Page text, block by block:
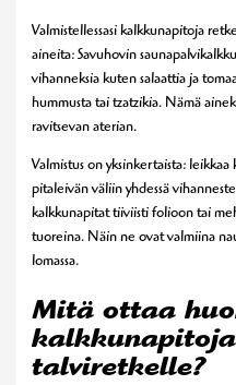
Valmistellessasi kalkkunapitoja
aineita: Savuhovin
vihanneksia kuten salaattia ja
hummusta tai tzatzikia. Nämä
ravitsevan aterian.
Valmistus on yksinkertaista:
pitaleivän väliin yhdessä
kalkkunapitat tiiviisti folioon tai
tuoreina. Näin ne ovat valmiina
lomassa.
Mitä ottaa
kalkkunapitoja
talviretkelle?